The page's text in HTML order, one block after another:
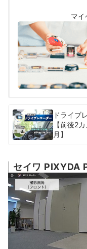
マイ
ドライブ
【前後2
月】
セイワ PIXYDA